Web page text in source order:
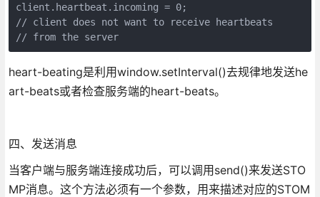
client.heartbeat.incoming = 0;
// client does not want to receive heartbeats
// from the server
heart-beating是利用window.setInterval()去规律地发送he
art-beats或者检查服务端的heart-beats。
四、发送消息
当客户端与服务端连接成功后，可以调用send()来发送STO
MP消息。这个方法必须有一个参数，用来描述对应的STOM